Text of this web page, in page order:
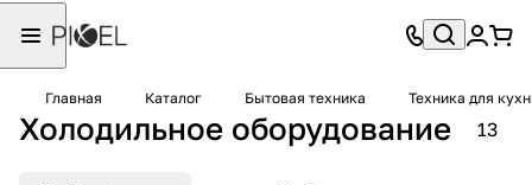
Главная Каталог Бытовая техника Техника для
Холодильное оборудование 13